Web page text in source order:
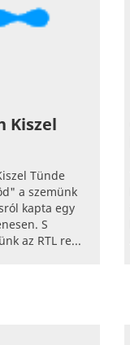
Kiszel
Tünde
a szemünk
kapta egy
S
az RTL re...